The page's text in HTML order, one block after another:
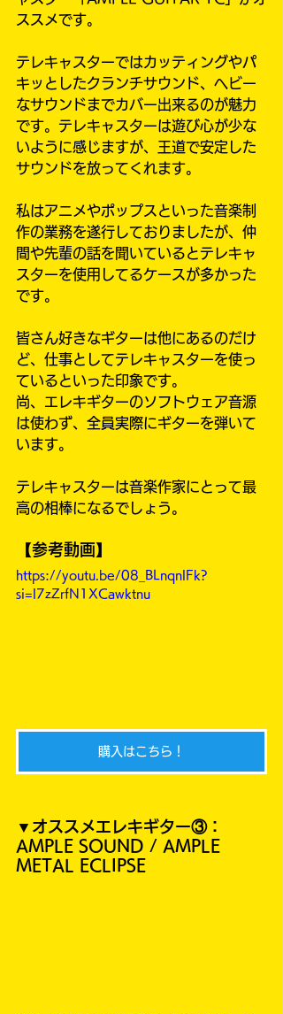
ススメです。
テレキャスターではカッティングやパ
キッとしたクランチサウンド、ヘビー
なサウンドまでカバー出来るのが魅力
です。テレキャスターは遊び心が少な
いように感じますが、王道で安定した
サウンドを放ってくれます。
私はアニメやポップスといった音楽制
作の業務を遂行しておりましたが、仲
間や先輩の話を聞いているとテレキャ
スターを使用してるケースが多かった
です。
皆さん好きなギターは他にあるのだけ
ど、仕事としてテレキャスターを使っ
ているといった印象です。
尚、エレキギターのソフトウェア音源
は使わず、全員実際にギターを弾いて
います。
テレキャスターは音楽作家にとって最
高の相棒になるでしょう。
【参考動画】
https://youtu.be/08_BLnqnlFk?
si=l7zZrfN1XCawktnu
購入はこちら！
▼オススメエレキギター③：
AMPLE SOUND / AMPLE
METAL ECLIPSE